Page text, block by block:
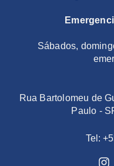
Sábados,
Rua Bartolomeu de
Paulo -
Tel: